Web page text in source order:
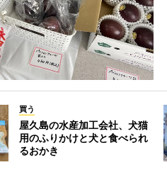
買う
屋久島の水産加工会社、犬猫
用のふりかけと犬と食べられ
るおかき